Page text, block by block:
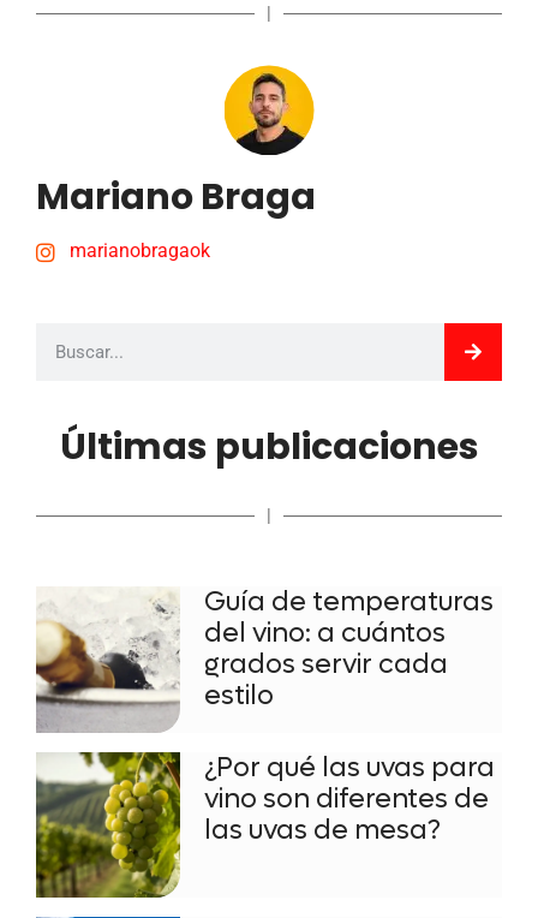
Mariano Braga
marianobragaok
Últimas publicaciones
Guía de temperaturas
del vino: a cuántos
grados servir cada
estilo
¿Por qué las uvas para
vino son diferentes de
las uvas de mesa?